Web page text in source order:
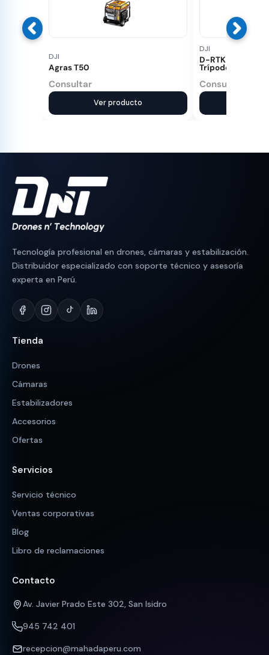
DJI
Agras T50
Consultar
Ver producto
DJI
D-RTK 3
Trípode
Consultar
Tecnología profesional en drones, cámaras y estabilización.
Distribuidor especializado con soporte técnico y asesoría
experta en Perú.
Tienda
Drones
Cámaras
Estabilizadores
Accesorios
Ofertas
Servicios
Servicio técnico
Ventas corporativas
Blog
Libro de reclamaciones
Contacto
Av. Javier Prado Este 302, San Isidro
945 742 401
recepcion@mahadaperu.com